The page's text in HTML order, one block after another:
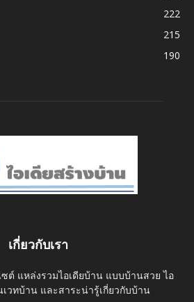
222
215
190
เกี่ยวกับเรา
ต์ แหล่งรวมไอเดียบ้าน แบบบ้านสวย ไอ
เวทบ้าน และสาระน่ารู้เกี่ยวกับบ้าน